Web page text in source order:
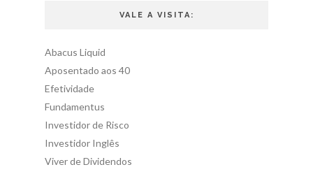
VALE A VISITA:
Abacus Liquid
Aposentado aos 40
Efetividade
Fundamentus
Investidor de Risco
Investidor Inglês
Viver de Dividendos